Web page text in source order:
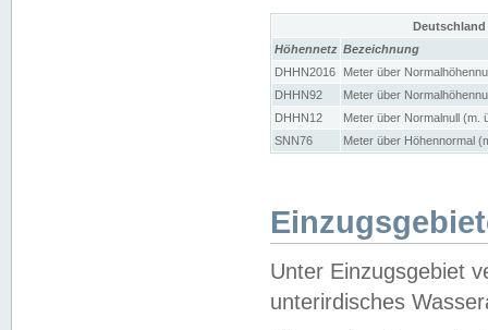
Höhennetz Bezeichnung
DHHN2016
Meter über
DHHN92
Meter über
DHHN12
Meter über Normalnull (m.
SNN76
Meter über Höhennormal
Unter Einzugsgebiet
unterirdisches